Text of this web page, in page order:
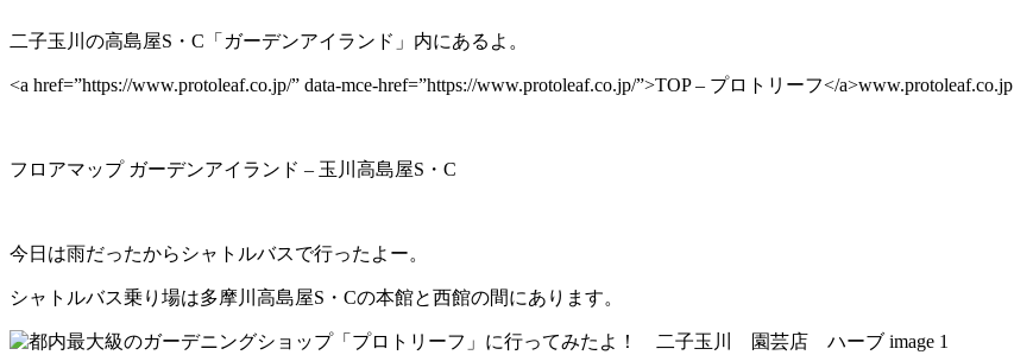
二子玉川の高島屋S・C「ガーデンアイランド」内にあるよ。
<a href=”https://www.protoleaf.co.jp/” data-mce-href=”https://www.protoleaf.co.jp/”>TOP – プロトリーフ</a>www.protoleaf.co.jp
フロアマップ ガーデンアイランド – 玉川高島屋S・C
今日は雨だったからシャトルバスで行ったよー。
シャトルバス乗り場は多摩川高島屋S・Cの本館と西館の間にあります。